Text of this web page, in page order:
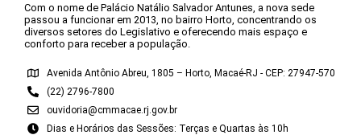
Com o nome de Palácio Natálio Salvador Antunes, a nova sede
passou a funcionar em 2013, no bairro Horto, concentrando os
diversos setores do Legislativo e oferecendo mais espaço e
conforto para receber a população.
Avenida Antônio Abreu, 1805 – Horto, Macaé-RJ - CEP: 27947-570
(22) 2796-7800
ouvidoria@cmmacae.rj.gov.br
Dias e Horários das Sessões: Terças e Quartas às 10h